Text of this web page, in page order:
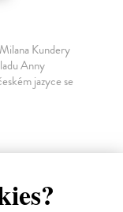
Kundery
Anny
jazyce se